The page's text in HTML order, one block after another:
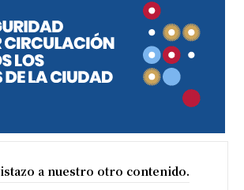
a nuestro otro contenido.